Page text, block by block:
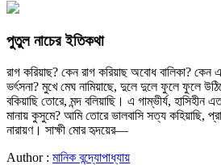
পুতুল নাচের ইতিকথা
রাগ করিয়াছ? কেন রাগ করিয়াছ অবোধ বালিকা?
ভর্ৎসনা? মুখে মেঘ নামিয়াছে, দুলে দুলে ফুলে ফুলে
বকিয়াছি তোরে, মন্দ বলিয়াছি। এ গাম্ভীর্য, হাসিহীন
মানায় কুসুমে? আমি তোরে ভালবাসি সত্য কহিয়াছি,
নারায়ণ। সাক্ষী মোর হৃদয়ের—
Author : মানিক বন্দ্যোপাধ্যায়